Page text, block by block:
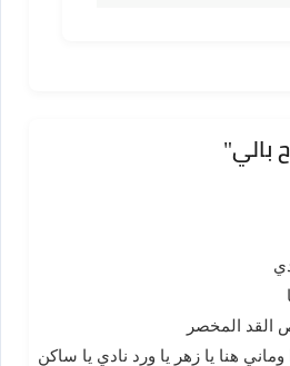
بالي"
القد المخصر
هنا يا زهر يا ورد نادي يا ساكن